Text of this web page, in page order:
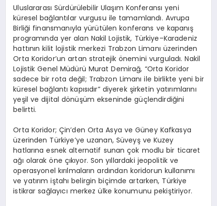
Uluslararası Sürdürülebilir Ulaşım Konferansı yeni
küresel bağlantılar vurgusu ile tamamlandı. Avrupa
Birliği finansmanıyla yürütülen konferans ve kapanış
programında yer alan Nakil Lojistik, Türkiye–Karadeniz
hattının kilit lojistik merkezi Trabzon Limanı üzerinden
Orta Koridor’un artan stratejik önemini vurguladı. Nakil
Lojistik Genel Müdürü Murat Demirağ, “Orta Koridor
sadece bir rota değil; Trabzon Limanı ile birlikte yeni bir
küresel bağlantı kapısıdır” diyerek şirketin yatırımlarını
yeşil ve dijital dönüşüm ekseninde güçlendirdiğini
belirtti.
Orta Koridor; Çin’den Orta Asya ve Güney Kafkasya
üzerinden Türkiye’ye uzanan, Süveyş ve Kuzey
hatlarına esnek alternatif sunan çok modlu bir ticaret
ağı olarak öne çıkıyor. Son yıllardaki jeopolitik ve
operasyonel kırılmaların ardından koridorun kullanımı
ve yatırım iştahı belirgin biçimde artarken, Türkiye
istikrar sağlayıcı merkez ülke konumunu pekiştiriyor.